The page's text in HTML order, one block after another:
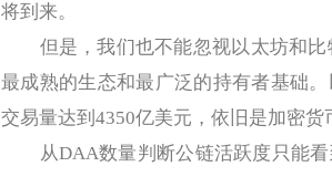
将到来。
但是，我们也不能忽视以太坊和比
最成熟的生态和最广泛的持有者基础
交易量达到4350亿美元，依旧是加密货
从DAA数量判断公链活跃度只能看